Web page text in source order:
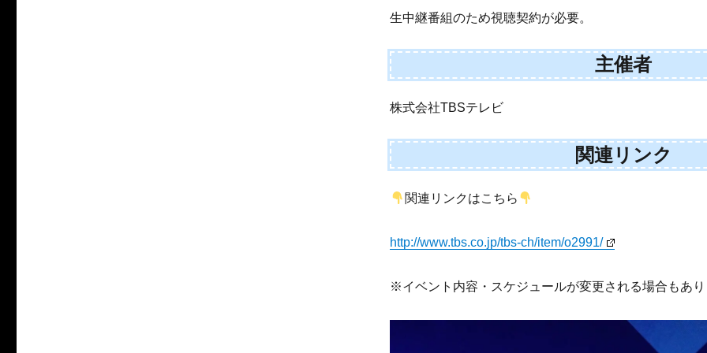
生中継番組のため視聴契約が必要。
主催者
株式会社TBSテレビ
関連リンク
関連リンクはこちら
http://www.tbs.co.jp/tbs-ch/item/o2991/
※イベント内容・スケジュールが変更される場合もあ